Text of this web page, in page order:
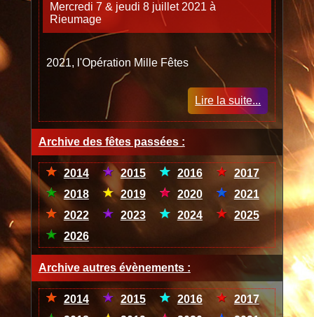
Mercredi 7 & jeudi 8 juillet 2021 à
Rieumage
2021, l'Opération Mille Fêtes
Lire la suite...
Archive des fêtes passées :
2014 2015 2016
2017
2018
2019 2020
2021
2022
2023 2024
2025
2026
Archive autres évènements :
2014 2015 2016
2017